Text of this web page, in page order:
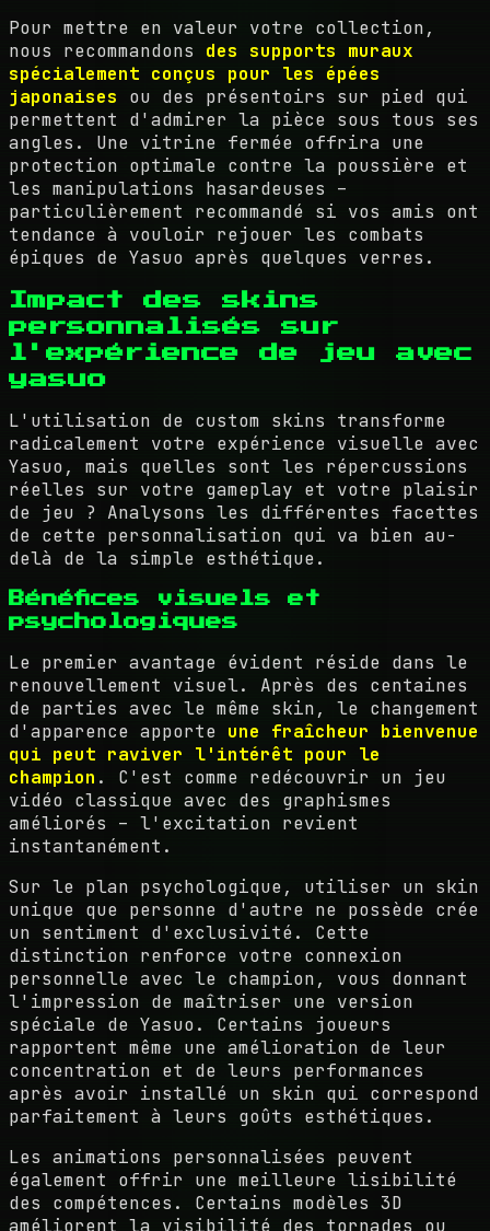
Pour mettre en valeur votre collection,
nous recommandons des supports muraux
spécialement conçus pour les épées
japonaises ou des présentoirs sur pied qui
permettent d'admirer la pièce sous tous ses
angles. Une vitrine fermée offrira une
protection optimale contre la poussière et
les manipulations hasardeuses –
particulièrement recommandé si vos amis ont
tendance à vouloir rejouer les combats
épiques de Yasuo après quelques verres.
Impact des skins
personnalisés sur
l'expérience de jeu avec
yasuo
L'utilisation de custom skins transforme
radicalement votre expérience visuelle avec
Yasuo, mais quelles sont les répercussions
réelles sur votre gameplay et votre plaisir
de jeu ? Analysons les différentes facettes
de cette personnalisation qui va bien au-
delà de la simple esthétique.
Bénéfices visuels et
psychologiques
Le premier avantage évident réside dans le
renouvellement visuel. Après des centaines
de parties avec le même skin, le changement
d'apparence apporte une fraîcheur bienvenue
qui peut raviver l'intérêt pour le
champion . C'est comme redécouvrir un jeu
vidéo classique avec des graphismes
améliorés – l'excitation revient
instantanément.
Sur le plan psychologique, utiliser un skin
unique que personne d'autre ne possède crée
un sentiment d'exclusivité. Cette
distinction renforce votre connexion
personnelle avec le champion, vous donnant
l'impression de maîtriser une version
spéciale de Yasuo. Certains joueurs
rapportent même une amélioration de leur
concentration et de leurs performances
après avoir installé un skin qui correspond
parfaitement à leurs goûts esthétiques.
Les animations personnalisées peuvent
également offrir une meilleure lisibilité
des compétences. Certains modèles 3D
améliorent la visibilité des tornades ou